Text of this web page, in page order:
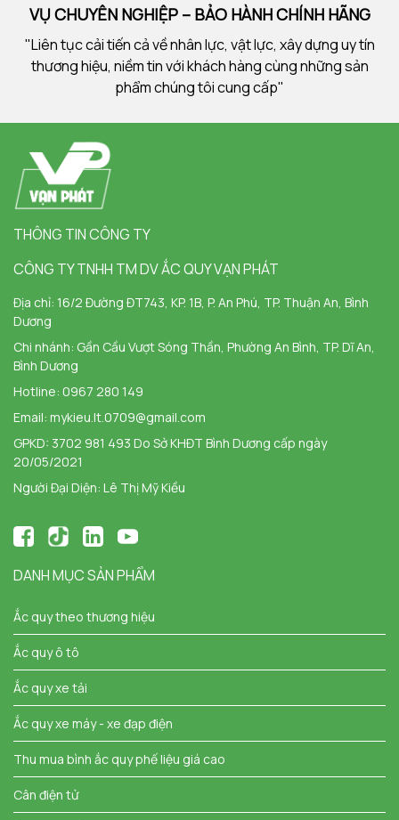
VỤ CHUYÊN NGHIỆP – BẢO HÀNH CHÍNH HÃNG
"Liên tục cải tiến cả về nhân lực, vật lực, xây dựng uy tín
thương hiệu, niềm tin với khách hàng cùng những sản
phẩm chúng tôi cung cấp"
THÔNG TIN CÔNG TY
CÔNG TY TNHH TM DV ẮC QUY VẠN PHÁT
Địa chỉ: 16/2 Đường ĐT743, KP. 1B, P. An Phú, TP. Thuận An, Bình
Dương
Chi nhánh: Gần Cầu Vượt Sóng Thần, Phường An Bình, TP. Dĩ An,
Bình Dương
Hotline: 0967 280 149
Email: mykieu.lt.0709@gmail.com
GPKD: 3702 981 493 Do Sở KHĐT Bình Dương cấp ngày
20/05/2021
Người Đại Diện: Lê Thị Mỹ Kiều
DANH MỤC SẢN PHẨM
Ắc quy theo thương hiệu
Ắc quy ô tô
Ắc quy xe tải
Ắc quy xe máy - xe đạp điện
Thu mua bình ắc quy phế liệu giá cao
Cân điện tử